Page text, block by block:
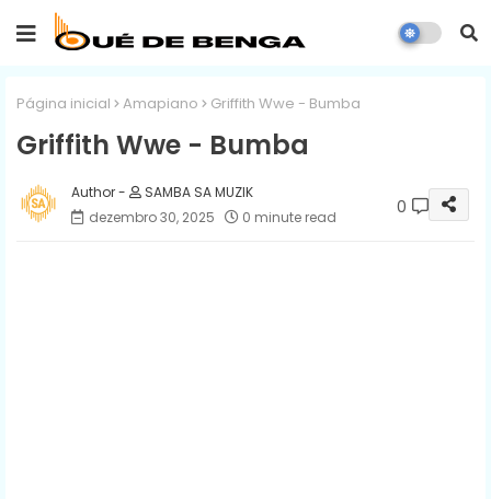
Página inicial Amapiano Griffith Wwe - Bumba
Griffith Wwe - Bumba
SAMBA SA MUZIK
dezembro 30, 2025
0 minute read 0